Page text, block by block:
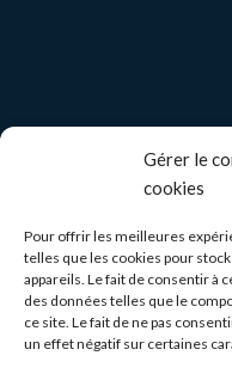
Gérer le
cookies
Pour offrir les meilleures
telles que les cookies pour
appareils. Le fait de consentir à
des données telles que le
ce site. Le fait de ne pas
un effet négatif sur certaines